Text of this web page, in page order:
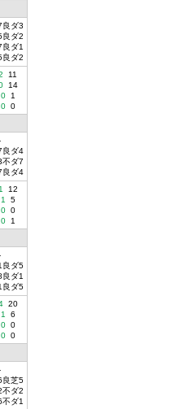
良ダ3
良ダ2
ダ1
良ダ2
11
14
0
1
0 0
良ダ4
不ダ7
良ダ4
1
12
1
5
0 0
0 1
良ダ5
ダ1
良ダ5
20
1
6
0 0
0 0
良芝5
不ダ2
ダ1